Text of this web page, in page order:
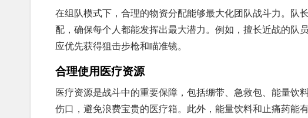
在组队模式下，合理的物资分配能够最大化团队战斗力。队
配，确保每个人都能发挥出最大潜力。例如，擅长近战的队
应优先获得狙击步枪和瞄准镜。
合理使用医疗资源
医疗资源是战斗中的重要保障，包括绷带、急救包、能量饮
伤口，避免浪费宝贵的医疗箱。此外，能量饮料和止痛药能